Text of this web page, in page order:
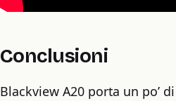
Conclusioni
Blackview A20 porta un po’